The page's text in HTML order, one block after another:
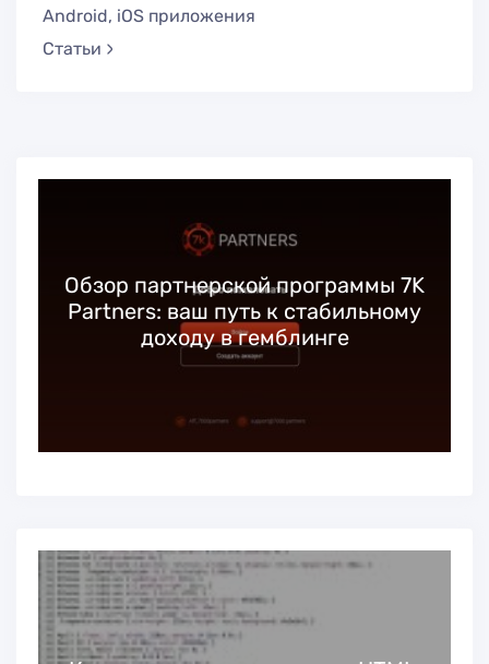
Android, iOS приложения
Статьи
Обзор партнерской программы 7K
Partners: ваш путь к стабильному
доходу в гемблинге